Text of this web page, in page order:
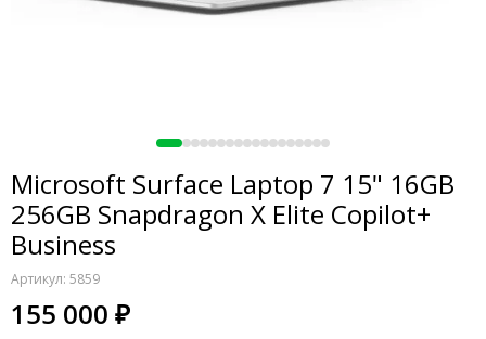
Microsoft Surface Laptop 7 15" 16GB
256GB Snapdragon X Elite Copilot+
Business
Артикул: 5859
155 000 ₽